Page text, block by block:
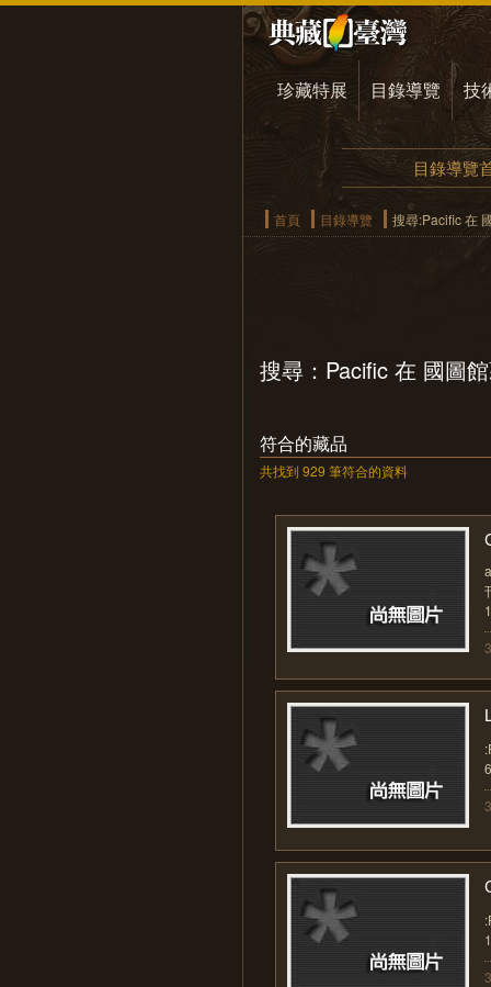
珍藏特展 目錄導覽 技
目錄導覽
首頁 目錄導覽 搜尋:Pacific 在
搜尋：Pacific 在 國圖
符合的藏品
共找到 929 筆符合的資料